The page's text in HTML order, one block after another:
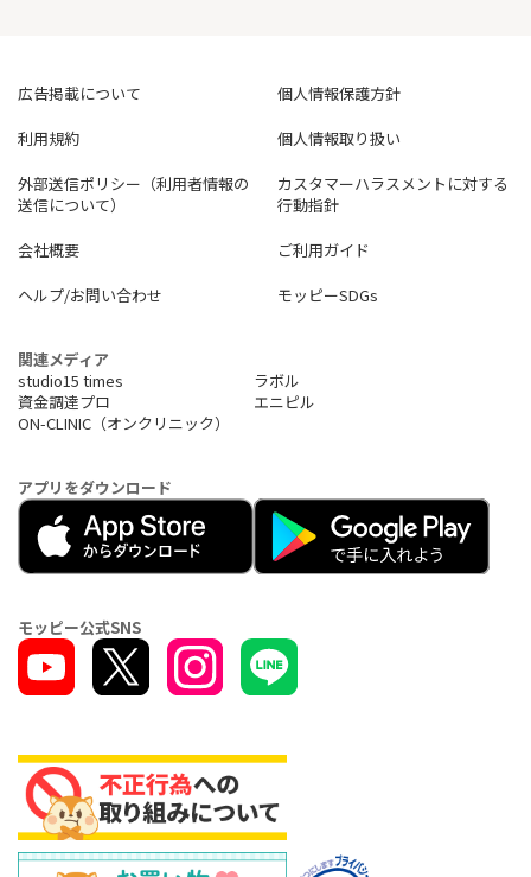
広告掲載について
個人情報保護方針
利用規約
個人情報取り扱い
外部送信ポリシー（利用者情報の
送信について）
カスタマーハラスメントに対する
行動指針
会社概要
ご利用ガイド
ヘルプ/お問い合わせ
モッピーSDGs
関連メディア
studio15 times
ラボル
資金調達プロ
エニピル
ON-CLINIC（オンクリニック）
アプリをダウンロード
モッピー公式SNS